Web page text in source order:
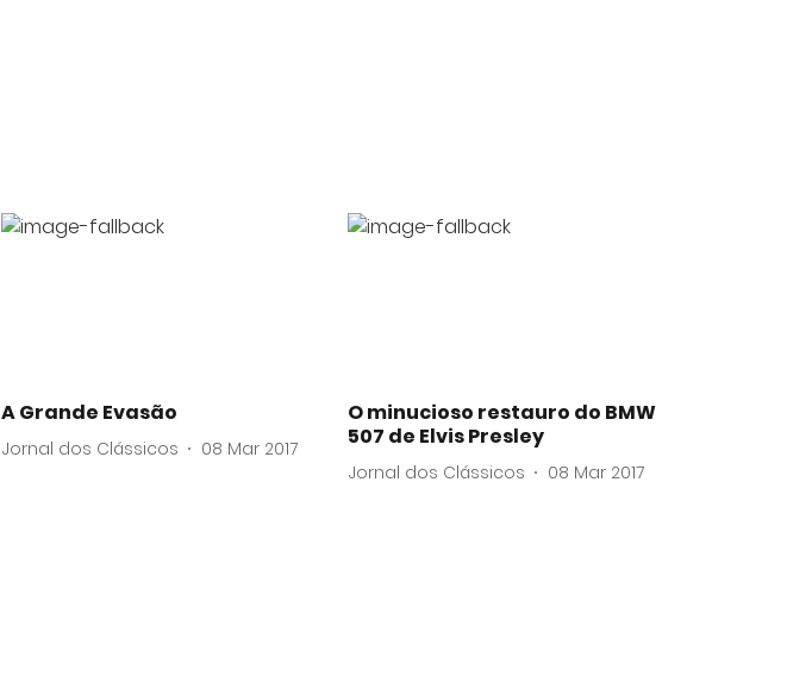
A Grande Evasão
Jornal dos Clássicos 08 Mar 2017
O minucioso restauro do BMW
507 de Elvis Presley
Jornal dos Clássicos 08 Mar 2017